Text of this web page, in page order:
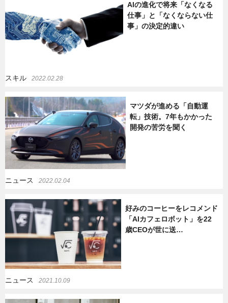
AIの進化で将来「なくなる
仕事」と「なくならない仕
事」の決定的違い
スキル 2022.02.28
マツダが進める「自動運
転」技術。7年もかかった
開発の苦労を聞く
ニュース 2022.02.04
好みのコーヒーをレコメンド
「AIカフェロボット」を22
歳CEOが世に送…
ニュース 2021.10.09